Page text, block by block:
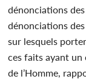
dénonciations des
dénonciations
sur lesquels
ces faits ayant
de l’Homme,